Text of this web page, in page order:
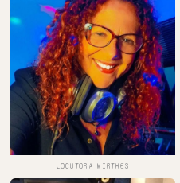
LOCUTORA MIRTHES